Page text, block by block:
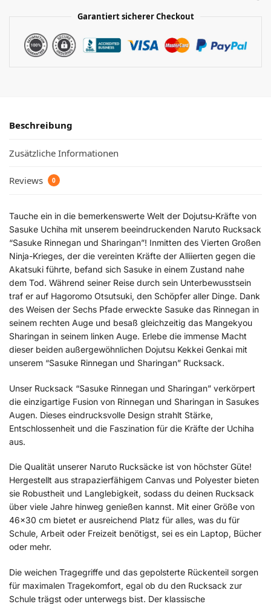
Garantiert sicherer Checkout
Beschreibung
Zusätzliche Informationen
Reviews 0
Tauche ein in die bemerkenswerte Welt der Dojutsu-Kräfte von
Sasuke Uchiha mit unserem beeindruckenden Naruto Rucksack
“Sasuke Rinnegan und Sharingan”! Inmitten des Vierten Großen
Ninja-Krieges, der die vereinten Kräfte der Alliierten gegen die
Akatsuki führte, befand sich Sasuke in einem Zustand nahe
dem Tod. Während seiner Reise durch sein Unterbewusstsein
traf er auf Hagoromo Otsutsuki, den Schöpfer aller Dinge. Dank
des Weisen der Sechs Pfade erweckte Sasuke das Rinnegan in
seinem rechten Auge und besaß gleichzeitig das Mangekyou
Sharingan in seinem linken Auge. Erlebe die immense Macht
dieser beiden außergewöhnlichen Dojutsu Kekkei Genkai mit
unserem “Sasuke Rinnegan und Sharingan” Rucksack.
Unser Rucksack “Sasuke Rinnegan und Sharingan” verkörpert
die einzigartige Fusion von Rinnegan und Sharingan in Sasukes
Augen. Dieses eindrucksvolle Design strahlt Stärke,
Entschlossenheit und die Faszination für die Kräfte der Uchiha
aus.
Die Qualität unserer Naruto Rucksäcke ist von höchster Güte!
Hergestellt aus strapazierfähigem Canvas und Polyester bieten
sie Robustheit und Langlebigkeit, sodass du deinen Rucksack
über viele Jahre hinweg genießen kannst. Mit einer Größe von
46×30 cm bietet er ausreichend Platz für alles, was du für
Schule, Arbeit oder Freizeit benötigst, sei es ein Laptop, Bücher
oder mehr.
Die weichen Tragegriffe und das gepolsterte Rückenteil sorgen
für maximalen Tragekomfort, egal ob du den Rucksack zur
Schule trägst oder unterwegs bist. Der klassische